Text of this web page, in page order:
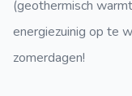
(geothermisch
energiezuinig op te
zomerdagen!